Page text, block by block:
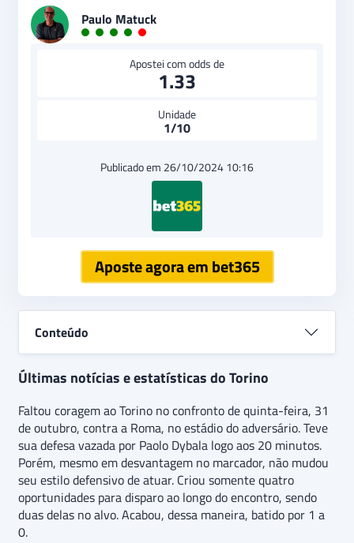
Paulo Matuck
Apostei com odds de
1.33
Unidade
1/10
Publicado em 26/10/2024 10:16
Aposte agora em bet365
Conteúdo
Últimas notícias e estatísticas do Torino
Faltou coragem ao Torino no confronto de quinta-feira, 31
de outubro, contra a Roma, no estádio do adversário. Teve
sua defesa vazada por Paolo Dybala logo aos 20 minutos.
Porém, mesmo em desvantagem no marcador, não mudou
seu estilo defensivo de atuar. Criou somente quatro
oportunidades para disparo ao longo do encontro, sendo
duas delas no alvo. Acabou, dessa maneira, batido por 1 a
0.